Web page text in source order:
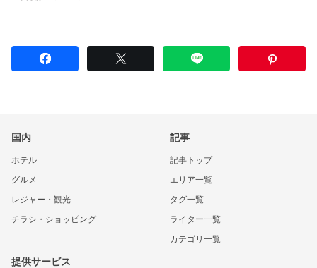
国内
ホテル
グルメ
レジャー・観光
チラシ・ショッピング
記事
記事トップ
エリア一覧
タグ一覧
ライター一覧
カテゴリ一覧
提供サービス